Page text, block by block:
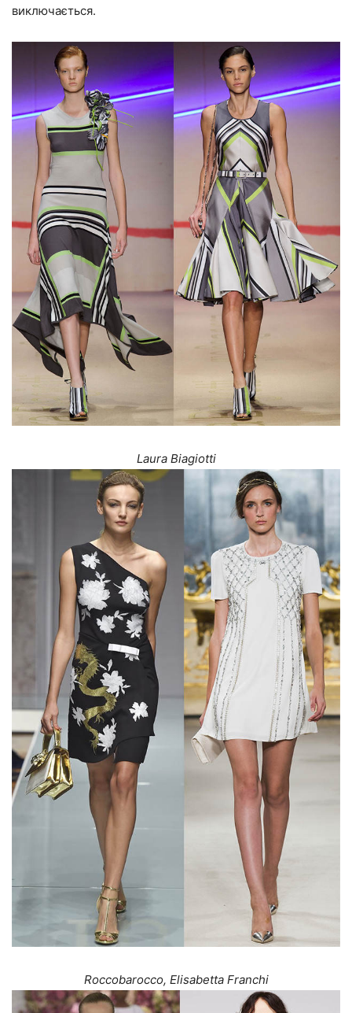
виключається.
Laura Biagiotti
Roccobarocco, Elisabetta Franchi